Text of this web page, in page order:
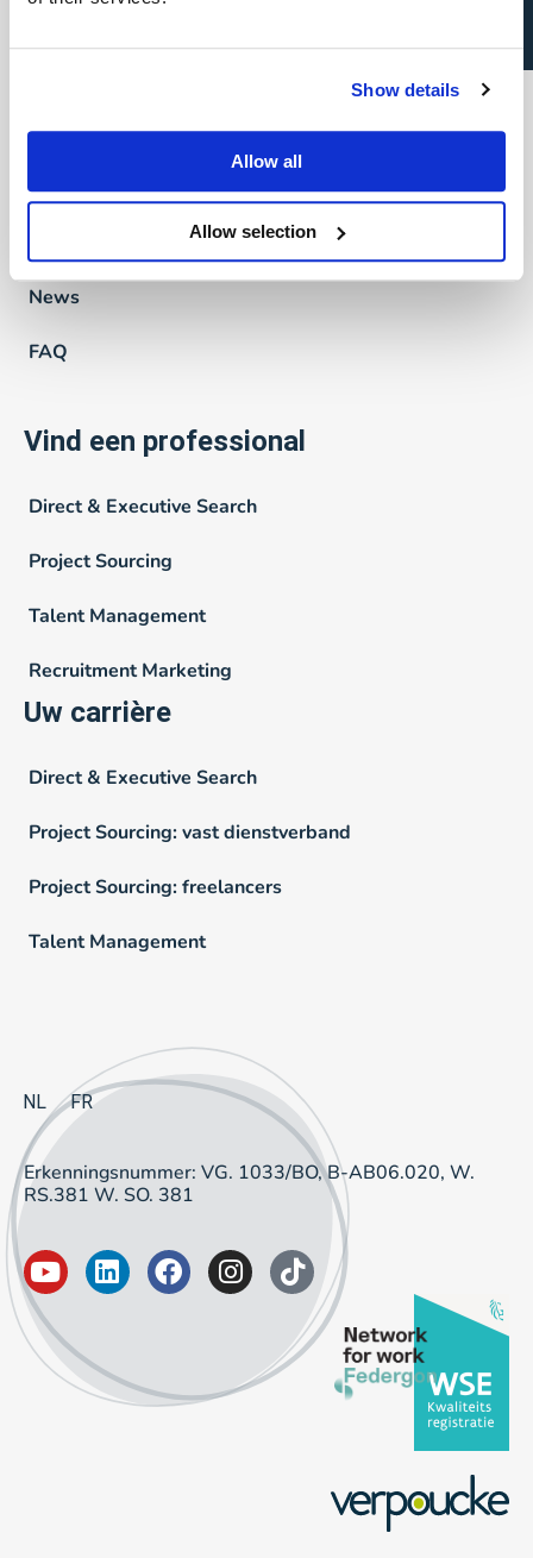
Show details
Allow all
Allow selection
We are Verpoucke
Visie
Ons verhaal
News
FAQ
Vind een professional
Direct & Executive Search
Project Sourcing
Talent Management
Recruitment Marketing
Uw carrière
Direct & Executive Search
Project Sourcing: vast dienstverband
Project Sourcing: freelancers
Talent Management
NL FR
Erkenningsnummer: VG. 1033/BO, B-AB06.020, W.
RS.381 W. SO. 381